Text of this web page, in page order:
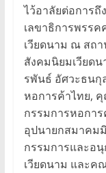
ไว้อาลัยต่อการ
เลขาธิการพรร
เวียดนาม ณ สถ
สังคมนิยมเวียด
รพันธ์ อัศวะธนกุ
หอการค้าไทย,
กรรมการหอกา
อุปนายกสมาคม
กรรมการและอ
เวียดนาม และค